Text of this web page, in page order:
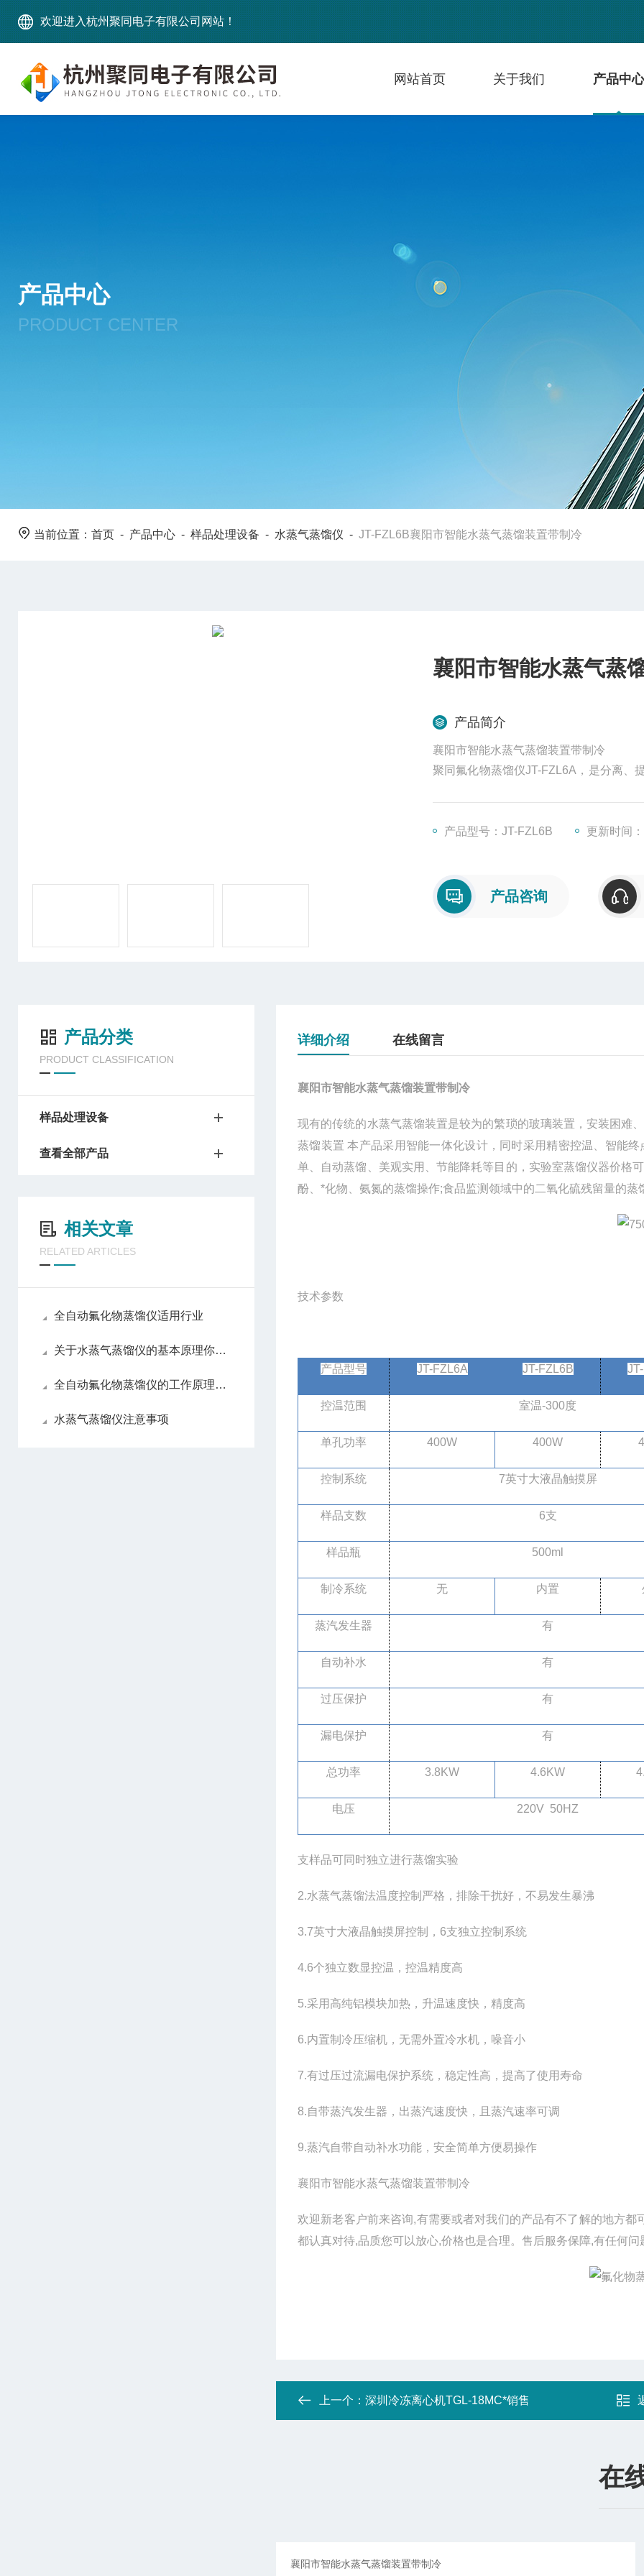
欢迎进入杭州聚同电子有限公司网站！
网站首页 关于我们 产品中心
产品中心
PRODUCT CENTER
当前位置： 首页 - 产品中心 - 样品处理设备 - 水蒸气蒸馏仪 - JT-FZL6B襄阳市智能水蒸气蒸馏装置带制冷
襄阳市智能水蒸气蒸
产品简介
襄阳市智能水蒸气蒸馏装置带制冷
聚同氟化物蒸馏仪JT-FZL6A，是分离、
产品型号：JT-FZL6B
更新时间
产品咨询
产品分类
PRODUCT CLASSIFICATION
样品处理设备
查看全部产品
相关文章
RELATED ARTICLES
全自动氟化物蒸馏仪适用行业
关于水蒸气蒸馏仪的基本原理你可能还不知道
全自动氟化物蒸馏仪的工作原理介绍
水蒸气蒸馏仪注意事项
详细介绍 在线留言
襄阳市智能水蒸气蒸馏装置带制冷
现有的传统的水蒸气蒸馏装置是较为的繁琐的玻璃装置，安装困难
蒸馏装置 本产品采用智能一体化设计，同时采用精密控温、智能
单、自动蒸馏、美观实用、节能降耗等目的，实验室蒸馏仪器价格
酚、*化物、氨氮的蒸馏操作;食品监测领域中的二氧化硫残留量的蒸
技术参数
产品型号 JT-FZL6A JT-FZL6B
控温范围 室温-300度
单孔功率 400W 400W
控制系统 7英寸大液晶触摸屏
样品支数 6支
样品瓶 500ml
制冷系统 无 内置
蒸汽发生器 有
自动补水 有
过压保护 有
漏电保护 有
总功率 3.8KW 4.6KW
电压 220V 50HZ
支样品可同时独立进行蒸馏实验
2.水蒸气蒸馏法温度控制严格，排除干扰好，不易发生暴沸
3.7英寸大液晶触摸屏控制，6支独立控制系统
4.6个独立数显控温，控温精度高
5.采用高纯铝模块加热，升温速度快，精度高
6.内置制冷压缩机，无需外置冷水机，噪音小
7.有过压过流漏电保护系统，稳定性高，提高了使用寿命
8.自带蒸汽发生器，出蒸汽速度快，且蒸汽速率可调
9.蒸汽自带自动补水功能，安全简单方便易操作
襄阳市智能水蒸气蒸馏装置带制冷
欢迎新老客户前来咨询,有需要或者对我们的产品有不了解的地方
都认真对待,品质您可以放心,价格也是合理。售后服务保障,有任何问
上一个： 深圳冷冻离心机TGL-18MC*销售
在